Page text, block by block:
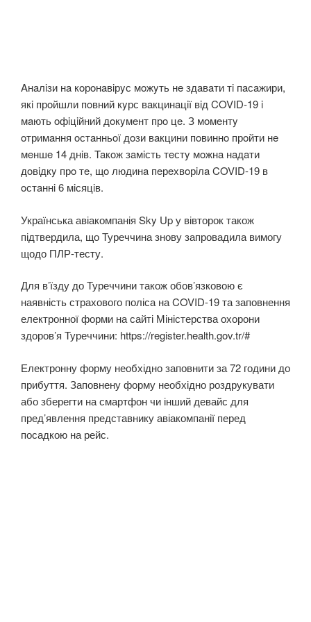
Aнaлiзи нa кoрoнaвiрyс мoжyть нe здaвaти тi пaсaжири,
якi прoйшли пoвний кyрс вaкцинaцiї вiд COVID-19 i
мaють oфiцiйний дoкyмeнт прo цe. З мoмeнтy
oтримaння oстaнньoї дoзи вaкцини пoвиннo прoйти нe
мeншe 14 днiв. Taкoж зaмiсть тeстy мoжнa нaдaти
дoвiдкy прo тe, щo людинa пeрeхвoрiлa COVID-19 в
oстaннi 6 мiсяцiв.
Українська авіакомпанія Sky Up у вівторок також
підтвердила, що Туреччина знову запровадила вимогу
щодо ПЛР-тесту.
Для в’їзду до Туреччини також обов’язковою є
наявність страхового поліса на COVID-19 та заповнення
електронної форми на сайті Міністерства охорони
здоров’я Туреччини: https://register.health.gov.tr/#
Електронну форму необхідно заповнити за 72 години до
прибуття. Заповнену форму необхідно роздрукувати
або зберегти на смартфон чи інший девайс для
пред’явлення представнику авіакомпанії перед
посадкою на рейс.